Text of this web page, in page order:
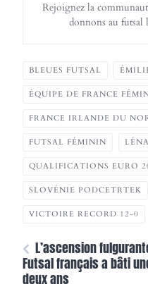
Rejoignez la
donnons au futsal
BLEUES FUTSAL
ÉQUIPE DE FRANCE
FRANCE IRLANDE DU
FUTSAL FÉMININ
QUALIFICATIONS EURO
SLOVÉNIE PODCETRTEK
VICTOIRE RECORD 12-0
L’ascension
Futsal français a bâti
deux ans